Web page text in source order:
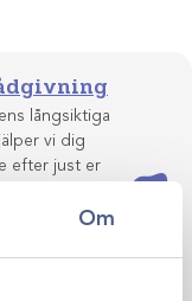
Om
långsiktiga
vi dig
efter just er